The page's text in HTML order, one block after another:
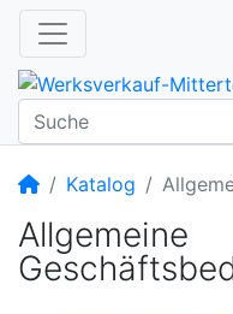
Startseite
Katalog
Allgemeine